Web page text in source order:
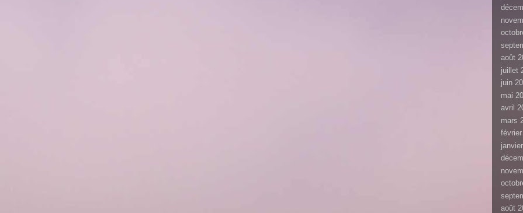
août
juillet
juin
mai
avril
mars
août